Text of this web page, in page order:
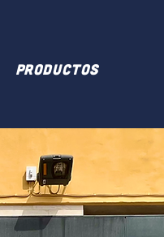
PRODUCTOS